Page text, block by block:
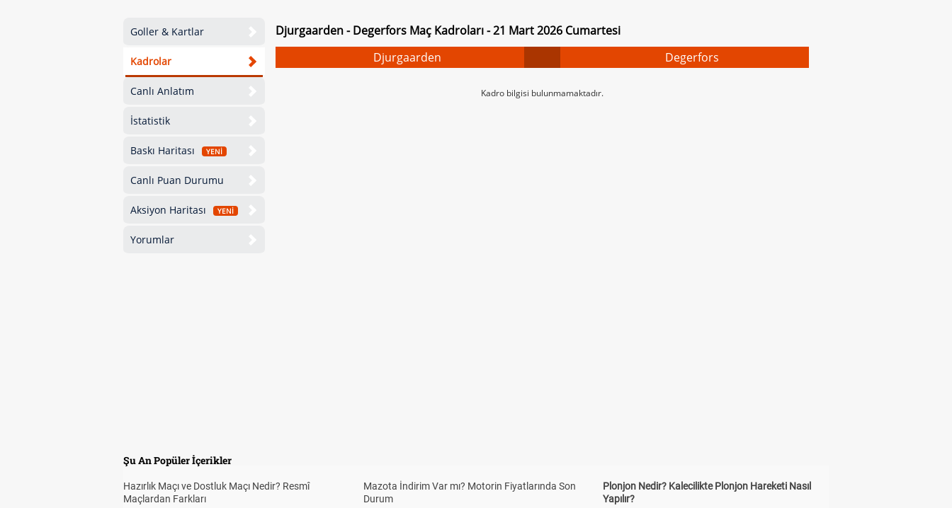
Goller & Kartlar
Kadrolar
Canlı Anlatım
İstatistik
Baskı Haritası YENİ
Canlı Puan Durumu
Aksiyon Haritası YENİ
Yorumlar
Djurgaarden - Degerfors Maç Kadroları - 21 Mart 2026 Cumartesi
Djurgaarden
Degerfors
Kadro bilgisi bulunmamaktadır.
Şu An Popüler İçerikler
Hazırlık Maçı ve Dostluk Maçı Nedir? Resmî
Maçlardan Farkları
Mazota İndirim Var mı? Motorin Fiyatlarında Son
Durum
Plonjon Nedir? Kalecilikte Plonjon Hareketi Nasıl
Yapılır?